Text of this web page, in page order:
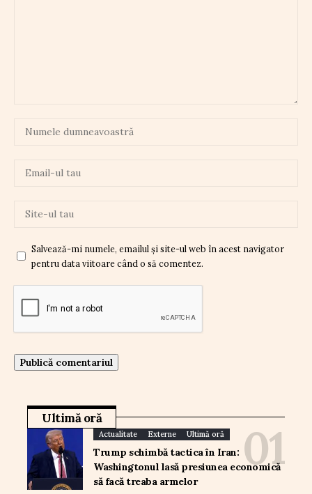
Salvează-mi numele, emailul și site-ul web în acest navigator
pentru data viitoare când o să comentez.
Ultimă oră
Actualitate Externe Ultimă oră
Trump schimbă tactica în Iran:
Washingtonul lasă presiunea economică
să facă treaba armelor